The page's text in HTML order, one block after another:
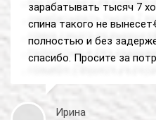
зарабатывать тысяч 7
спина такого не
полностью и без
спасибо. Просите за
Ирина